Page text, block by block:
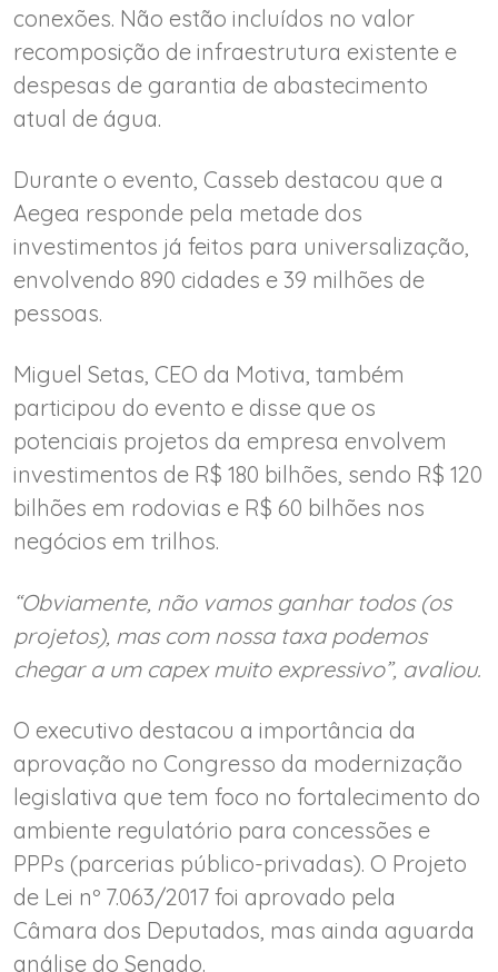
conexões. Não estão incluídos no valor
recomposição de infraestrutura existente e
despesas de garantia de abastecimento
atual de água.
Durante o evento, Casseb destacou que a
Aegea responde pela metade dos
investimentos já feitos para universalização,
envolvendo 890 cidades e 39 milhões de
pessoas.
Miguel Setas, CEO da Motiva, também
participou do evento e disse que os
potenciais projetos da empresa envolvem
investimentos de R$ 180 bilhões, sendo R$ 120
bilhões em rodovias e R$ 60 bilhões nos
negócios em trilhos.
“Obviamente, não vamos ganhar todos (os
projetos), mas com nossa taxa podemos
chegar a um capex muito expressivo”, avaliou.
O executivo destacou a importância da
aprovação no Congresso da modernização
legislativa que tem foco no fortalecimento do
ambiente regulatório para concessões e
PPPs (parcerias público-privadas). O Projeto
de Lei nº 7.063/2017 foi aprovado pela
Câmara dos Deputados, mas ainda aguarda
análise do Senado.